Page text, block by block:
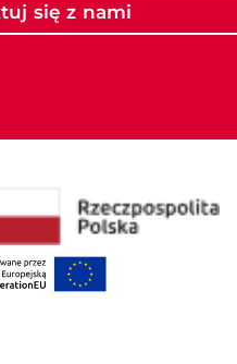
się z nami